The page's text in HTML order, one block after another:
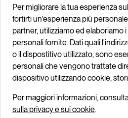
VEICOLI COMMERCIALI
Moto
MOTO NUOVE
MOTO USATE
AUTO NUOVE
Per migliorare la tua esperienza
fortirti un'esperienza più
partner, utilizziamo ed elaboriamo
personali fornite. Dati quali
o il dispostitivo utilizzato, sono
personali che vengono trattate
dispositivo utilizzando cookie,
Per maggiori informazioni,
sulla privacy e sui cookie.